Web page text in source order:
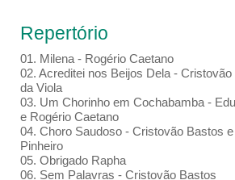
Repertório
01. Milena - Rogério Caetano
02. Acreditei nos Beijos Dela -
da Viola
03. Um Chorinho em Cochabamba -
e Rogério Caetano
04. Choro Saudoso - Cristovão Bastos
Pinheiro
05. Obrigado Rapha
06. Sem Palavras - Cristovão Bastos